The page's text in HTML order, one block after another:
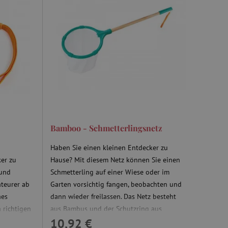
zu
ab
richtigen
Bamboo - Schmetterlingsnetz
Haben Sie einen kleinen Entdecker zu
Hause? Mit diesem Netz können Sie einen
Schmetterling auf einer Wiese oder im
Garten vorsichtig fangen, beobachten und
dann wieder freilassen. Das Netz besteht
aus Bambus und der Schutzring aus
pflanzlichem Kunststoff ohne Öl.
10,92 €
die Nutzung ihrer
Pinterest Marketing
Einwilligungszustand des
zu speichern.
um benutzerspezifische
welche Seiten Benutzer
Seiteninhalte basierend
nám zajišťuje hledání
des Nutzers
um eine Einwilligung
zu erhalten.
Script.com-Dienst
für
Das Cookie-Banner von